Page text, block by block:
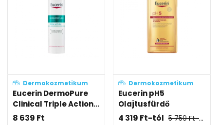
Dermokozmetikum
Eucerin DermoPure
Clinical Triple Action...
8 639 Ft
Dermokozmetikum
Eucerin pH5
Olajtusfürdő
4 319 Ft-tól 5 759Ft-tól